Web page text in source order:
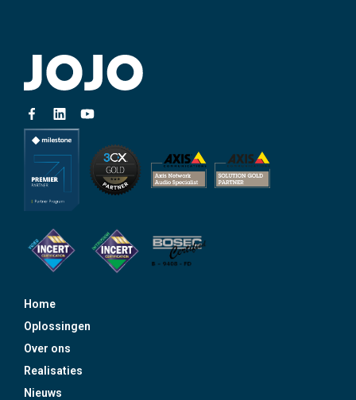
Home
Oplossingen
Over ons
Realisaties
Nieuws